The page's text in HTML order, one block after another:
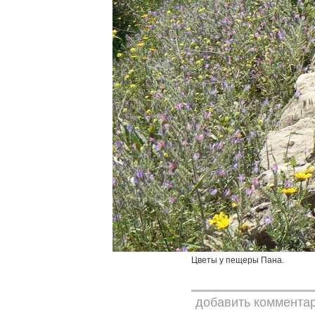
Цветы у пещеры Пана.
добавить